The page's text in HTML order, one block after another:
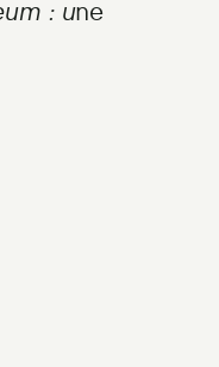
: une